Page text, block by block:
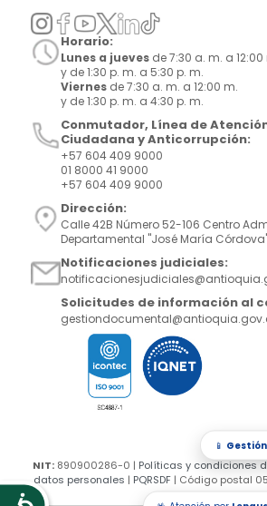
📱
Horario:
Lunes a jueves de 7:30 a. m. a 12:00
y de 1:30 p. m. a 5:30 p. m.
Viernes de 7:30 a. m. a 12:00 m.
y de 1:30 p. m. a 4:30 p. m.
Conmutador, Línea de
Ciudadana y Anticorrupción:
+57 604 409 9000
01 8000 41 9000
+57 604 409 9000
Dirección:
Calle 42B Número 52-106 Centro
Departamental "José María
Notificaciones judiciales:
Solicitudes de información al
NIT: 890900286-0 | Políticas y condiciones
datos personales | PQRSDF | Código postal